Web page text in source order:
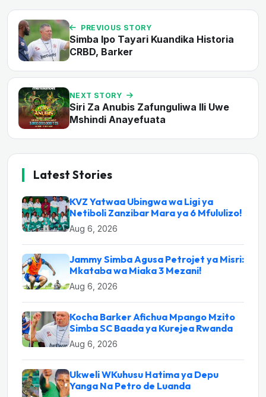
PREVIOUS STORY
Simba Ipo Tayari Kuandika Historia
CRBD, Barker
NEXT STORY
Siri Za Anubis Zafunguliwa Ili Uwe
Mshindi Anayefuata
Latest Stories
KVZ Yatwaa Ubingwa wa Ligi ya
Netiboli Zanzibar Mara ya 6 Mfululizo!
Aug 6, 2026
Jammy Simba Agusa Petrojet ya Misri:
Mkataba wa Miaka 3 Mezani!
Aug 6, 2026
Kocha Barker Afichua Mpango Mzito
Simba SC Baada ya Kurejea Rwanda
Aug 6, 2026
Ukweli WKuhusu Hatima ya Depu
Yanga Na Petro de Luanda